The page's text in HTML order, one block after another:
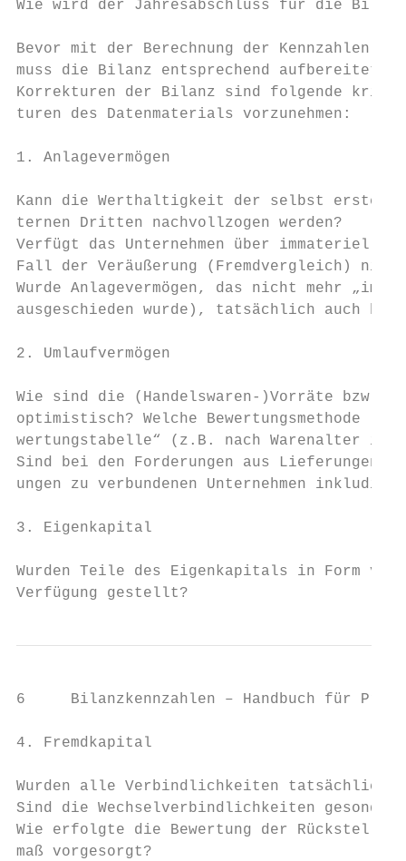
Wie wird der Jahresabschluss für die
Bevor mit der Berechnung der Kennzahlen
muss die Bilanz entsprechend aufbereitet
Korrekturen der Bilanz sind folgende
turen des Datenmaterials vorzunehmen:
1. Anlagevermögen
Kann die Werthaltigkeit der selbst
ternen Dritten nachvollzogen werden?
Verfügt das Unternehmen über
Fall der Veräußerung (Fremdvergleich)
Wurde Anlagevermögen, das nicht mehr „im
ausgeschieden wurde), tatsächlich auch
2. Umlaufvermögen
Wie sind die (Handelswaren-)Vorräte bzw.
optimistisch? Welche Bewertungsmethode
wertungstabelle“ (z.B. nach Warenalter im
Sind bei den Forderungen aus Lieferungen
ungen zu verbundenen Unternehmen
3. Eigenkapital
Wurden Teile des Eigenkapitals in Form von
Verfügung gestellt?
6     Bilanzkennzahlen – Handbuch für
4. Fremdkapital
Wurden alle Verbindlichkeiten tatsächlich
Sind die Wechselverbindlichkeiten gesondert
Wie erfolgte die Bewertung der
maß vorgesorgt?